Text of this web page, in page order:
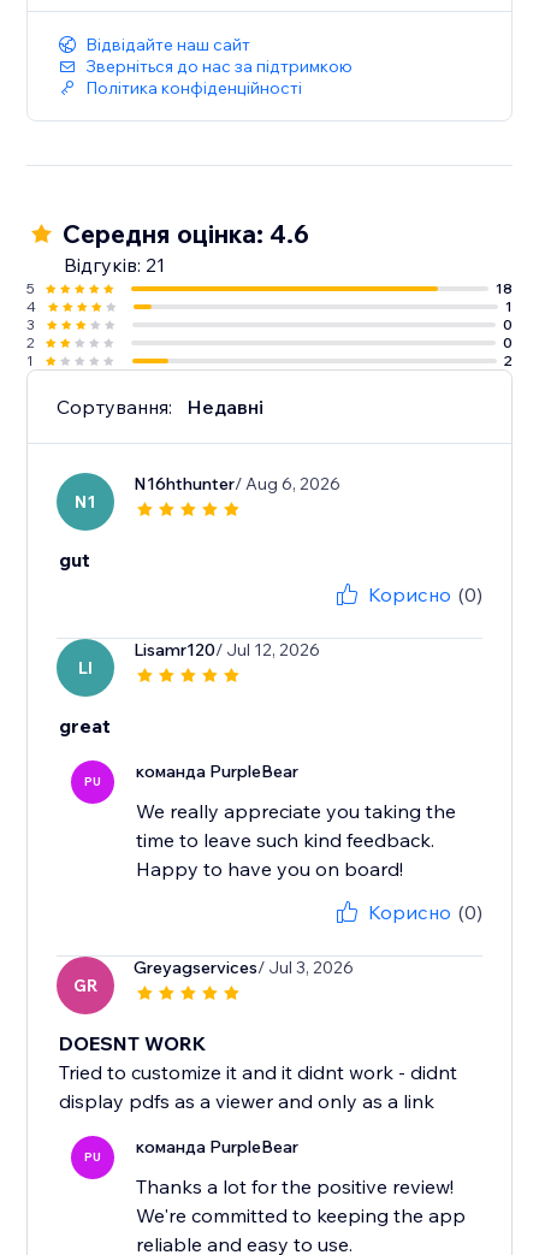
отримувати доступ до важливих PDF-файлів
безпосередньо з вашого веб-сайту за допомогою
швидкого та налаштованого за власним зразком
переглядача PDF.
Відвідайте наш сайт
Зверніться до нас за підтримкою
Політика конфіденційності
Середня оцінка: 4.6
Відгуків: 21
5
18
4
1
3
0
2
0
1
2
Сортування: Недавні
N1
N16hthunter/ Aug 6, 2026
gut
Корисно (0)
LI
Lisamr120/ Jul 12, 2026
great
PU команда PurpleBear
We really appreciate you taking the
time to leave such kind feedback.
Happy to have you on board!
Корисно (0)
GR
Greyagservices/ Jul 3, 2026
DOESNT WORK
Tried to customize it and it didnt work - didnt
display pdfs as a viewer and only as a link
PU команда PurpleBear
Thanks a lot for the positive review!
We're committed to keeping the app
reliable and easy to use.